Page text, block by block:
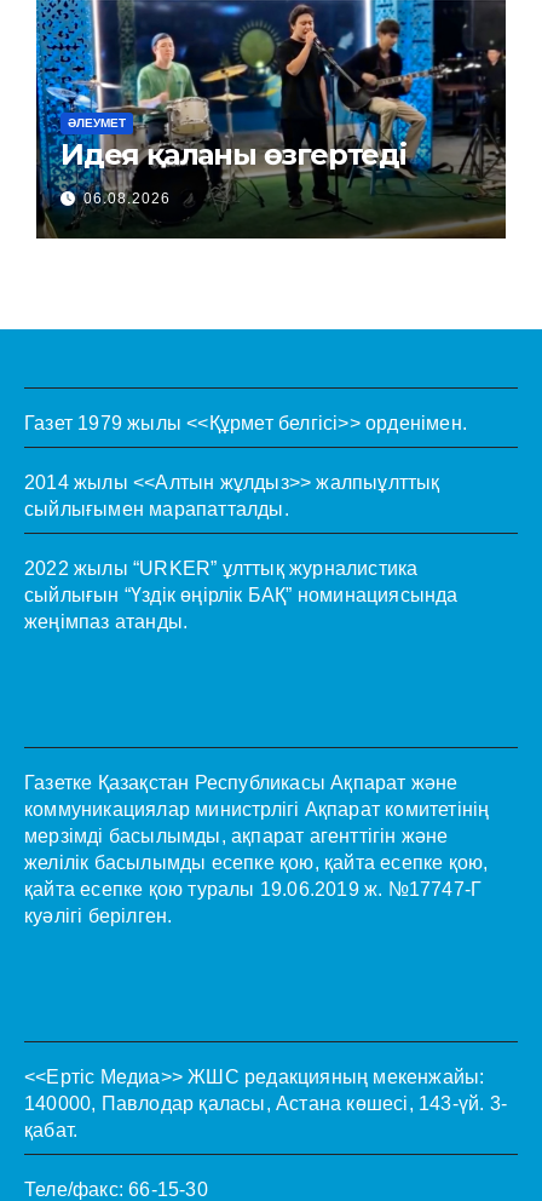
ӘЛЕУМЕТ
Идея қаланы өзгертеді
06.08.2026
Газет 1979 жылы <<Құрмет белгісі>> орденімен.
2014 жылы <<Алтын жұлдыз>> жалпыұлттық
сыйлығымен марапатталды.
2022 жылы “URKER” ұлттық журналистика
сыйлығын “Үздік өңірлік БАҚ” номинациясында
жеңімпаз атанды.
Газетке Қазақстан Республикасы Ақпарат және
коммуникациялар министрлігі Ақпарат комитетінің
мерзімді басылымды, ақпарат агенттігін және
желілік басылымды есепке қою, қайта есепке қою,
қайта есепке қою туралы 19.06.2019 ж. №17747-Г
куәлігі берілген.
<<Ертіс Медиа>> ЖШС редакцияның мекенжайы:
140000, Павлодар қаласы, Астана көшесі, 143-үй. 3-
қабат.
Теле/факс: 66-15-30